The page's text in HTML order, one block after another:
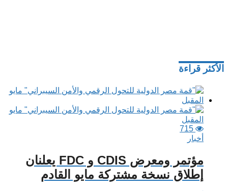
الأكثر قراءة
715
أخبار
مؤتمر ومعرض CDIS و FDC يعلنان
إطلاق نسخة مشتركة مايو القادم